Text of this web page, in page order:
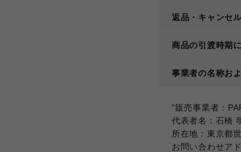
返品・キャンセ
商品の引渡時期
事業者の名称お
"販売事業者：
代表者名：石橋
所在地：東京都
お問い合わせア